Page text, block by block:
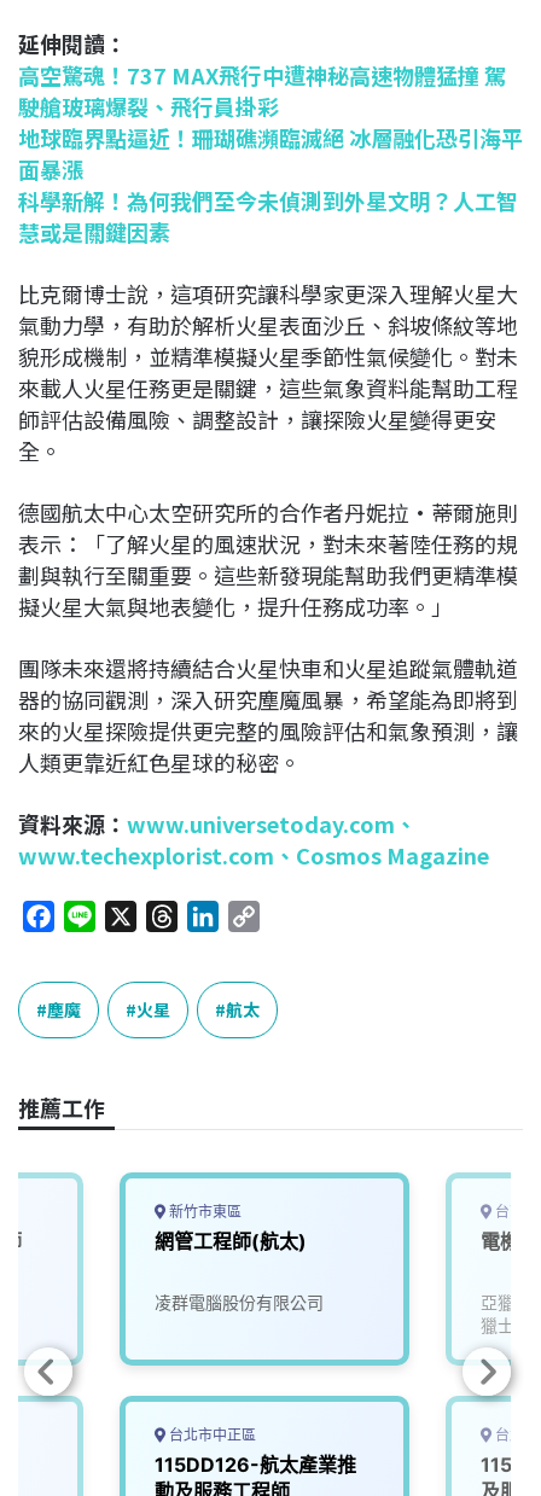
延伸閱讀：
高空驚魂！737 MAX飛行中遭神秘高速物體猛撞 駕
駛艙玻璃爆裂、飛行員掛彩
地球臨界點逼近！珊瑚礁瀕臨滅絕 冰層融化恐引海平
面暴漲
科學新解！為何我們至今未偵測到外星文明？人工智
慧或是關鍵因素
比克爾博士說，這項研究讓科學家更深入理解火星大
氣動力學，有助於解析火星表面沙丘、斜坡條紋等地
貌形成機制，並精準模擬火星季節性氣候變化。對未
來載人火星任務更是關鍵，這些氣象資料能幫助工程
師評估設備風險、調整設計，讓探險火星變得更安
全。
德國航太中心太空研究所的合作者丹妮拉·蒂爾施則
表示：「了解火星的風速狀況，對未來著陸任務的規
劃與執行至關重要。這些新發現能幫助我們更精準模
擬火星大氣與地表變化，提升任務成功率。」
團隊未來還將持續結合火星快車和火星追蹤氣體軌道
器的協同觀測，深入研究塵魔風暴，希望能為即將到
來的火星探險提供更完整的風險評估和氣象預測，讓
人類更靠近紅色星球的秘密。
資料來源： www.universetoday.com 、
www.techexplorist.com 、 Cosmos Magazine
c
e
b
o
k
e
e
a
n
k
e
n
p
L
k
塵魔 火星 航太
推薦工作
新竹市東區
網管工程師(航太)
凌群電腦股份有限公司
台北市中正區
115DD126-航太產業推
台南
電機
亞獵士
獵士航
台北